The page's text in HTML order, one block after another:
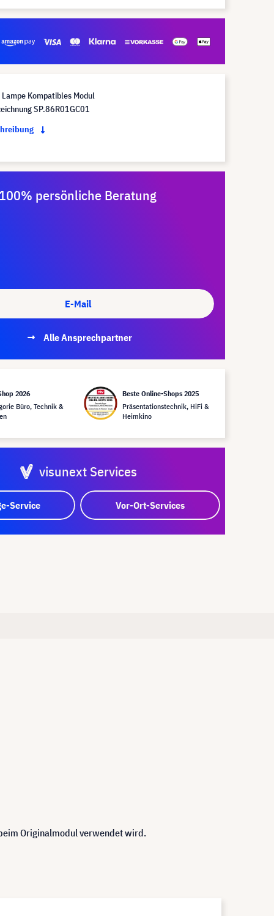
Kompatibles Modul
SP.86R01GC01
100% persönliche Beratung
E-Mail
Alle Ansprechpartner
2026
Büro, Technik &
Beste Online-Shops 2025
Präsentationstechnik, HiFi &
Heimkino
visunext Services
Service Vor-Ort-Services
Originalmodul verwendet wird.